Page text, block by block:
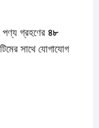
পণ্য গ্রহণের ৪৮
সাথে যোগাযোগ